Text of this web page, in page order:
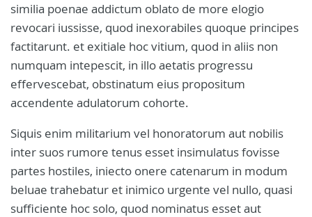
similia poenae addictum oblato de more elogio
revocari iussisse, quod inexorabiles quoque principes
factitarunt. et exitiale hoc vitium, quod in aliis non
numquam intepescit, in illo aetatis progressu
effervescebat, obstinatum eius propositum
accendente adulatorum cohorte.
Siquis enim militarium vel honoratorum aut nobilis
inter suos rumore tenus esset insimulatus fovisse
partes hostiles, iniecto onere catenarum in modum
beluae trahebatur et inimico urgente vel nullo, quasi
sufficiente hoc solo, quod nominatus esset aut